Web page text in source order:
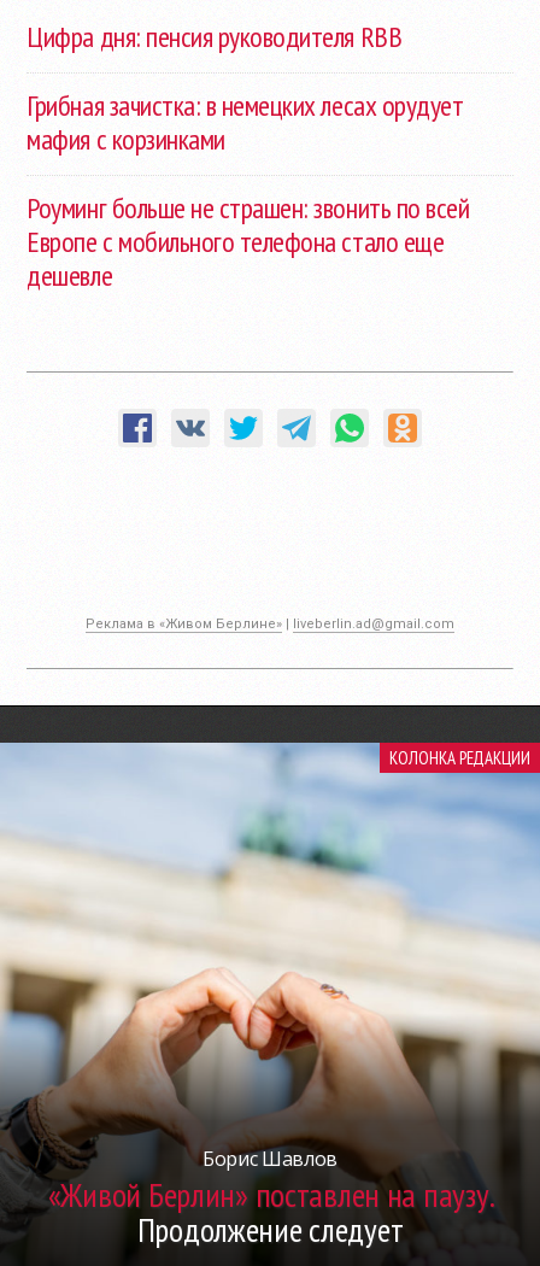
Цифра дня: пенсия руководителя RBB
Грибная зачистка: в немецких лесах орудует
мафия с корзинками
Роуминг больше не страшен: звонить по всей
Европе с мобильного телефона стало еще
дешевле
Реклама в «Живом Берлине» | liveberlin.ad@gmail.com
КОЛОНКА РЕДАКЦИИ
Борис Шавлов
«Живой Берлин» поставлен на паузу.
Продолжение следует